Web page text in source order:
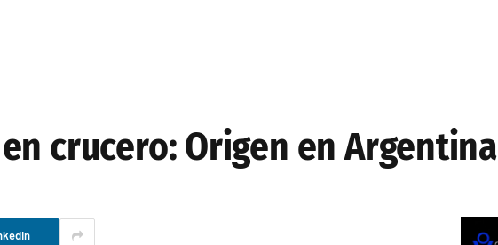
crucero: Origen en Argentina